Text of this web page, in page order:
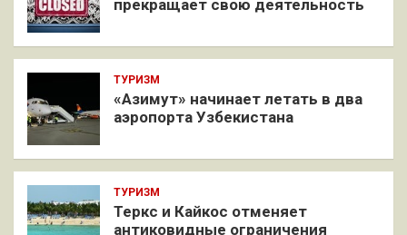
прекращает свою деятельность
ТУРИЗМ
«Азимут» начинает летать в два
аэропорта Узбекистана
ТУРИЗМ
Теркс и Кайкос отменяет
антиковидные ограничения